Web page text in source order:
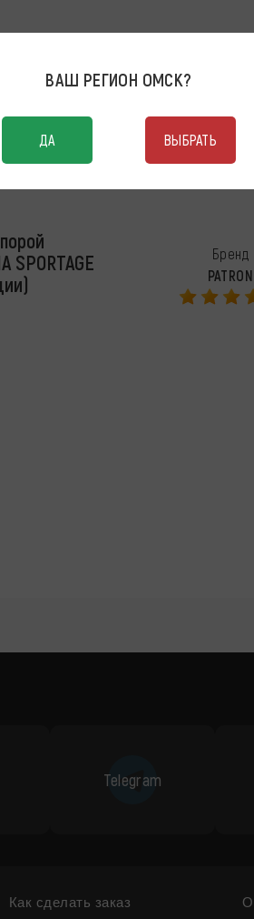
SPORTAGE
Бренд
PATRON
Telegram
Как сделать заказ
ВАШ РЕГИОН ОМСК?
ДА ВЫБРАТЬ